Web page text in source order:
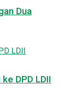
Dua
DPD LDII